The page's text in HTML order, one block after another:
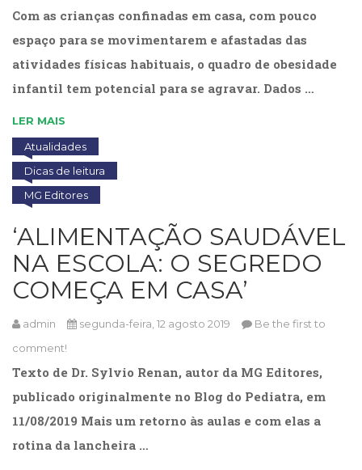
Ficção,
Ensaios
(69)
de
(48)
PNL
(Programação
Neurolingüística)
(41)
(200)
Psicologia,
Psicoterapia
(799)
Publicidade,
Propaganda
(33)
Puericultura
(23)
Rádio
(8)
Com as crianças confinadas em casa, com pouco
espaço para se movimentarem e afastadas das
atividades físicas habituais, o quadro de obesidade
infantil tem potencial para se agravar. Dados …
LER MAIS
Atualidades
Dicas de leitura
MG Editores
‘ALIMENTAÇÃO SAUDÁVEL
NA ESCOLA: O SEGREDO
COMEÇA EM CASA’
admin segunda-feira, 12 agosto 2019
Be the first to
comment!
Texto de Dr. Sylvio Renan, autor da MG Editores,
publicado originalmente no Blog do Pediatra, em
11/08/2019 Mais um retorno às aulas e com elas a
rotina da lancheira …